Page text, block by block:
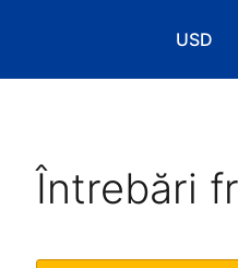
USD
Întrebări